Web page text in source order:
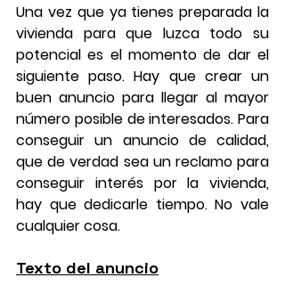
Una vez que ya tienes preparada la
vivienda para que luzca todo su
potencial es el momento de dar el
siguiente paso. Hay que crear un
buen anuncio para llegar al mayor
número posible de interesados. Para
conseguir un anuncio de calidad,
que de verdad sea un reclamo para
conseguir interés por la vivienda,
hay que dedicarle tiempo. No vale
cualquier cosa.
Texto del anuncio